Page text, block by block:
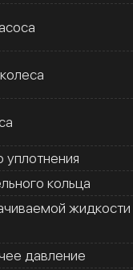
кольца
жидкости
давление